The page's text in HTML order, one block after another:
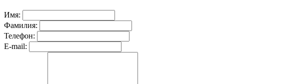
Имя:
Фамилия:
Телефон:
E-mail: